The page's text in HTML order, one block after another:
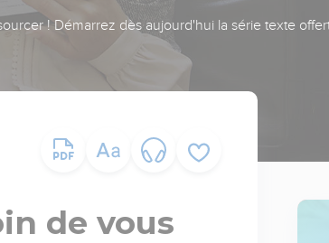
! Démarrez dès aujourd'hui la série texte
de vous